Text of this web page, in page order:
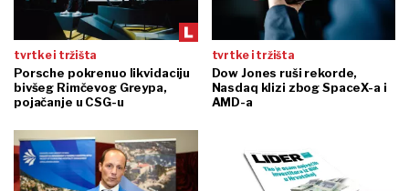
tvrtke i tržišta
Porsche pokrenuo likvidaciju
bivšeg Rimčevog Greypa,
pojačanje u CSG-u
tvrtke i tržišta
Dow Jones ruši rekorde,
Nasdaq klizi zbog SpaceX-a i
AMD-a